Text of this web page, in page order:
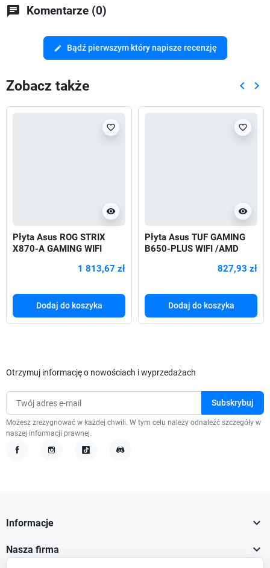
chat Komentarze (0)
edit Bądź pierwszym który napisze recenzję
Zobacz także keyboard_arrow_left keyboard_arrow_right
visibility
favorite_border
Płyta Asus ROG STRIX
X870-A GAMING WIFI
1 813,67 zł
Dodaj do koszyka
visibility
favorite_border
Płyta Asus TUF GAMING
B650-PLUS WIFI /AMD
827,93 zł
Dodaj do koszyka
Otrzymuj informację o nowościach i wyprzedażach
Możesz zrezygnować w każdej chwili. W tym celu należy odnaleźć szczegóły w
naszej informacji prawnej.
Informacje 
Nasza firma 